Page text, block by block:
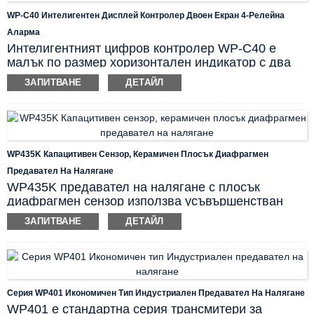
части от повишена температура на средата.
Продуктът е санитарно и здраво устройство за
измерване на налягане, което е отлично за
контрол на хранително-вкусовата промишленост.
WP-C40 Интелигентен Дисплей Контролер Двоен Екран 4-Релейна
Аларма
Интелигентният цифров контролер WP-C40 е
малък по размер хоризонтален индикатор с два
екрана. Контролерът може да приема различни
видове входни сигнали, включително mA, mV,
SV осигурява индикация на място на входните
данни от процеса, заедно с 4~20mA преобразуван
практичен вторичен инструмент с отлична
съвместимост и икономическа ефективност.
ЗАПИТВАНЕ ДЕТАЙЛ
WP435K Капацитивен Сензор, Керамичен Плосък Диафрагмен
Предавател На Налягане
WP435K предавател на налягане с плосък
диафрагмен сензор използва усъвършенстван
капацитивен сензор с керамична плоска
диафрагма. Недостъпната до кухини мокра
флуида и е лесна за почистване. Изключително
добрите характеристики и механичната здравина
инструмента оптимално решение за агресивни
ЗАПИТВАНЕ ДЕТАЙЛ
Серия WP401 Икономичен Тип Индустриален Предавател На Налягане
WP401 е стандартна серия трансмитери за